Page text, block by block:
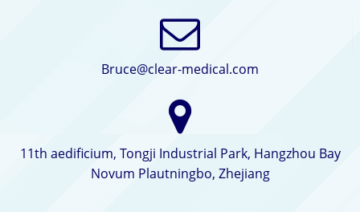
Bruce@clear-medical.com
11th aedificium, Tongji Industrial Park, Hangzhou Bay
Novum Plautningbo, Zhejiang